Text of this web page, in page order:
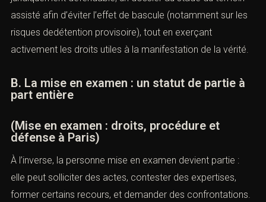
assisté afin d’éviter l’effet de bascule (notamment sur les
risques dedétention provisoire), tout en exerçant
activement les droits utiles à la manifestation de la vérité.
B. La mise en examen : un statut de partie à
part entière
(Mise en examen : droits, procédure et
défense à Paris)
À l’inverse, la personne mise en examen devient partie :
elle peut solliciter des actes, contester des expertises,
former certains recours, et demander des confrontations.